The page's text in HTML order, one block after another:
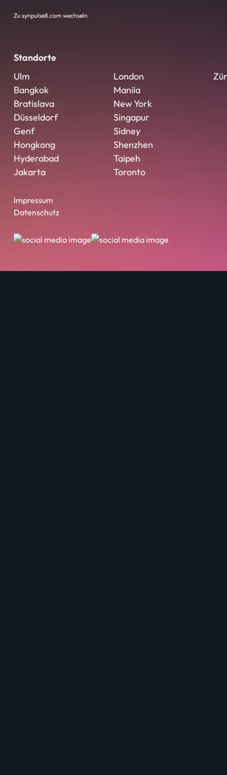
Zu synpulse8.com wechseln
Standorte
Ulm
Bangkok
Bratislava
Düsseldorf
Genf
Hongkong
Hyderabad
Jakarta
London
Manila
New York
Singapur
Sidney
Shenzhen
Taipeh
Toronto
Impressum
Datenschutz